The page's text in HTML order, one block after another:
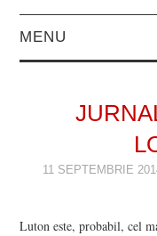
MENU
PROZĂ
VIZIUNI ȘI
11 SEPTEMBRIE
Luton este, probabil, cel